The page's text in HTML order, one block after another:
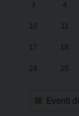
3 4
10 11
17 18
24 25
Eventi